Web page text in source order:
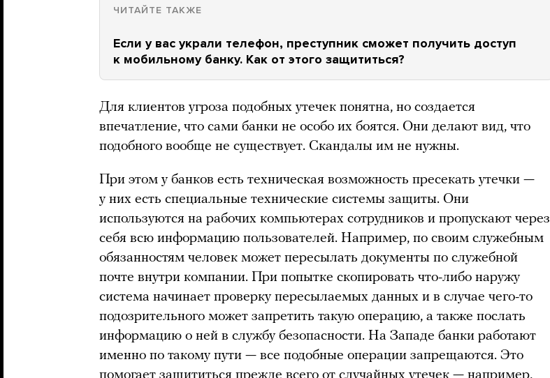
ЧИТАЙТЕ ТАКЖЕ
Если у вас украли телефон, преступник сможет получить доступ
к мобильному банку. Как от этого защититься?
Для клиентов угроза подобных утечек понятна, но создается
впечатление, что сами банки не особо их боятся. Они делают вид, что
подобного вообще не существует. Скандалы им не нужны.
При этом у банков есть техническая возможность пресекать утечки —
у них есть специальные технические системы защиты. Они
используются на рабочих компьютерах сотрудников и пропускают через
себя всю информацию пользователей. Например, по своим служебным
обязанностям человек может пересылать документы по служебной
почте внутри компании. При попытке скопировать что-либо наружу
система начинает проверку пересылаемых данных и в случае чего-то
подозрительного может запретить такую операцию, а также послать
информацию о ней в службу безопасности. На Западе банки работают
именно по такому пути — все подобные операции запрещаются. Это
помогает защититься прежде всего от случайных утечек — например,